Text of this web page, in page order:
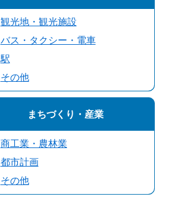
観光地・観光施設
バス・タクシー・電車
駅
その他
まちづくり・産業
商工業・農林業
都市計画
その他